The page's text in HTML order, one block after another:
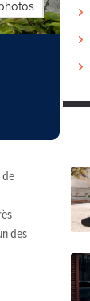
des